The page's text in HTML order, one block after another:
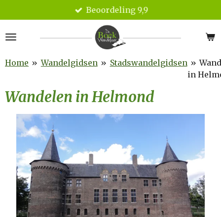
direct
naar
Beoordeling 9,9
Home » Wandelgidsen » Stadswandelgidsen »
in
Wandelen in Helmond